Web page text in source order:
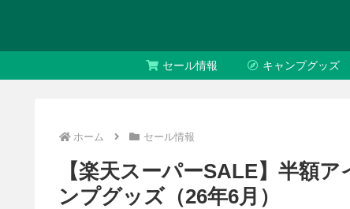
セール情報 キャンプグッズ
ホーム セール情報
【楽天スーパーSALE】半額
ンプグッズ（26年6月）